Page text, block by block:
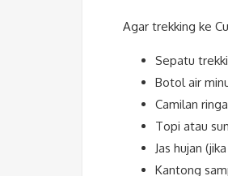
Agar trekking ke
Sepatu
Botol air
Camilan
Topi atau
Jas hujan
Kantong